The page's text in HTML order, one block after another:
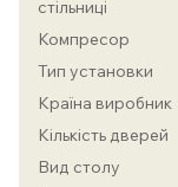
стільниці
Компресор
Тип установки
Країна виробник
Кількість дверей
Вид столу